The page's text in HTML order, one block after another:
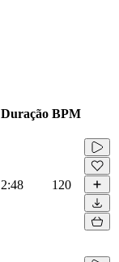
Duração BPM
2:48 120